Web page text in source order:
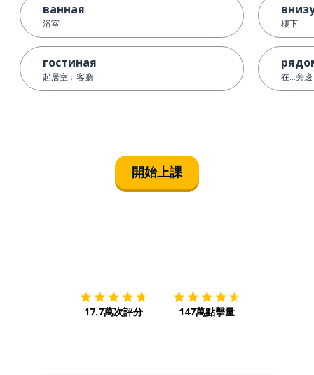
ванная
浴室
гостиная
起居室﹔客廳
樓下
在…旁
開始上課
17.7萬次評分 147萬點擊量